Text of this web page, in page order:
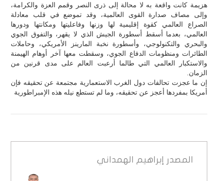
هزيمة كانت واقعة به لا محالة إلى ذرى النصر وقمم العزة والكرامة،
وإلى مصاف صدارة القوى العالمية، وقد تموضع في قلب معادلة
الصراع العالمي كقوة إقليمية لها وزنها وفاعليتها ومكانتها ودورها
العالمي، بعدما أسقط أسطورة الجيش الذي لا يقهر، والتفوق الجوي
والبحري والتكنولوجي، وأسطورة نخبة المارينز الأمريكي، وحاملات
الطائرات ومنظومات الدفاع الجوي، وسقطت معها آخر أوهام الهيمنة
والاستكبار العالمي التي طالما أرعبت العالم على مدى قرنين من
الزمان.
إن ما عجزت تحالفات دول الغرب الاستعمارية مجتمعة عن تحقيقه فإن
أمريكا بمفردها أعجز عن تحقيقه، وما لم تستطع نيله هذه الإمبراطورية
المصدر إبراهيم الهمداني